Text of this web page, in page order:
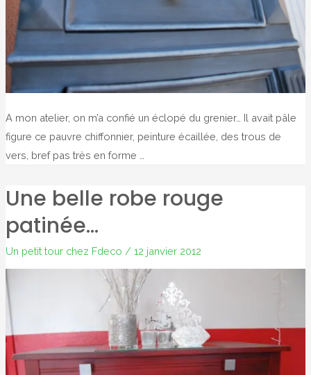
A mon atelier, on m’a confié un éclopé du grenier… Il avait pâle
figure ce pauvre chiffonnier, peinture écaillée, des trous de
vers, bref pas très en forme …
Une belle robe rouge
patinée…
Un petit tour chez Fdeco / 12 janvier 2012